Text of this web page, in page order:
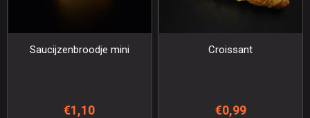
Saucijzenbroodje mini
€1,10
Croissant
€0,99